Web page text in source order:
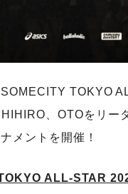
TOKYO
、OTOをリー
メントを開催！
ALL-STAR